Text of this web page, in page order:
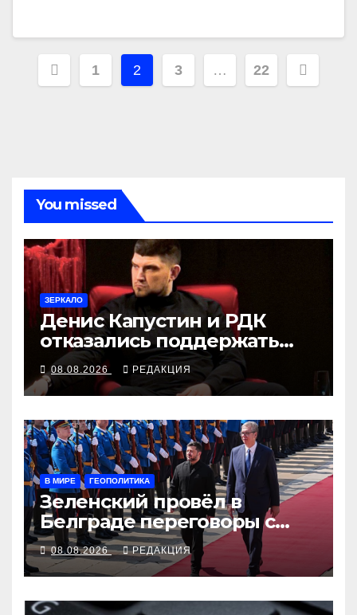
Навигация
1 2 3 … 22
You missed
ЗЕРКАЛО
Денис Капустин и РДК
отказались поддержать
партию «Яблоко»
08.08.2026 РЕДАКЦИЯ
В МИРЕ ГЕОПОЛИТИКА
Зеленский провёл в
Белграде переговоры с
Вучичем
08.08.2026 РЕДАКЦИЯ